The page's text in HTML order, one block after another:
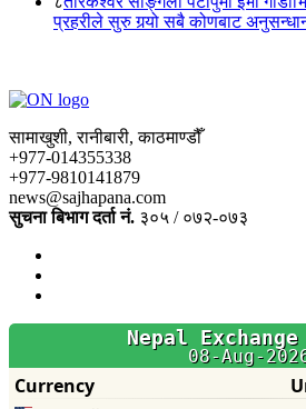
प्रहरीले सुरु गर्‍यो सबै कोणबाट
सामाखुशी, रानीबारी, काठमाण्डौँ
+977-014355338
+977-9810141879
news@sajhapana.com
सुचना बिभाग दर्ता नं. ३०५ / ०७२-०७३